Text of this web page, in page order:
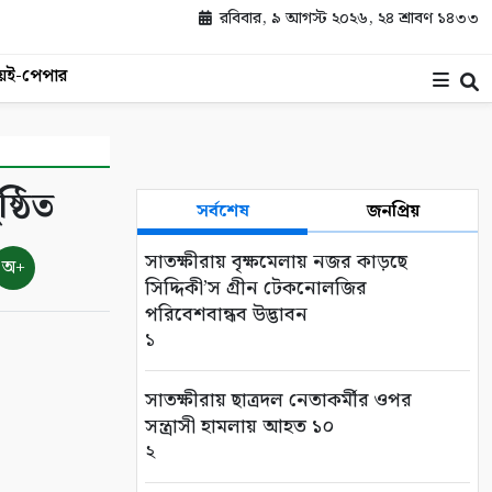
রবিবার, ৯ আগস্ট ২০২৬, ২৪ শ্রাবণ ১৪৩৩
ই-পেপার
অ+
সর্বশেষ জনপ্রিয়
সাতক্ষীরায় বৃক্ষমেলায় নজর কাড়ছে
সিদ্দিকী’স গ্রীন টেকনোলজির
পরিবেশবান্ধব উদ্ভাবন
১
সাতক্ষীরায় ছাত্রদল নেতাকর্মীর ওপর
সন্ত্রাসী হামলায় আহত ১০
২